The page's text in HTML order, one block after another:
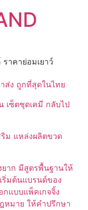
าคาย่อมเยาว์
ส่ง ถูกที่สุดในไทย
เซ็ตชุดเคมี กลับไป
ม แหล่งผลิตขวด
ยาก มีสูตรพื้นฐานให้
ริ่มต้นแบรนด์ของ
แบบแพ็คเกจจิ้ง
หมาย ให้คำปรึกษา